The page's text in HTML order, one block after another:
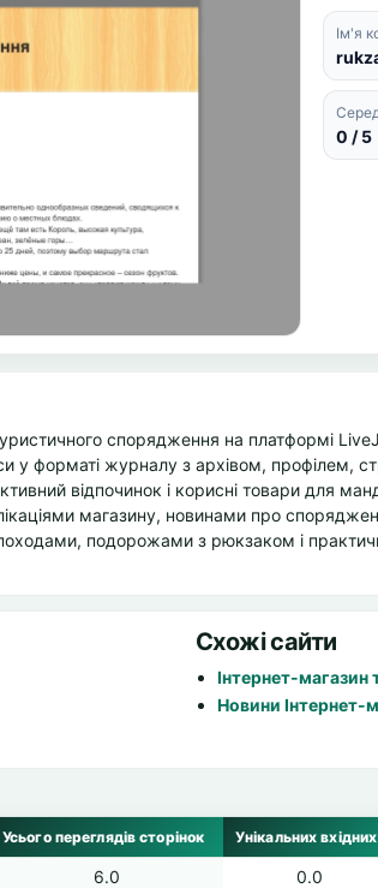
Ім'я
0 / 5
спорядження на платформі
у форматі журналу з архівом, профілем,
відпочинок і корисні товари для
магазину, новинами про
подорожами з рюкзаком і
Схожі сайти
Інтернет-
Новини Інтернет-
Усього переглядів сторінок Унікальних вхідних
6.0 0.0